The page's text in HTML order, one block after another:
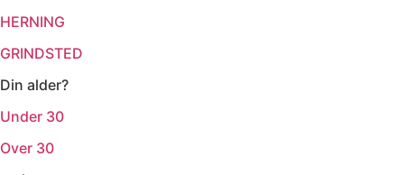
HERNING
GRINDSTED
Din alder?
Under 30
Over 30